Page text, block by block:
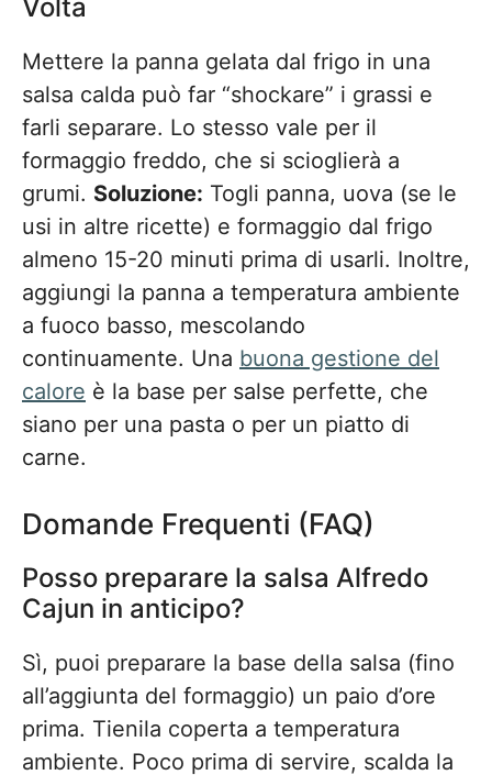
Volta
Mettere la panna gelata dal frigo in una
salsa calda può far “shockare” i grassi e
farli separare. Lo stesso vale per il
formaggio freddo, che si scioglierà a
grumi. Soluzione: Togli panna, uova (se le
usi in altre ricette) e formaggio dal frigo
almeno 15-20 minuti prima di usarli. Inoltre,
aggiungi la panna a temperatura ambiente
a fuoco basso, mescolando
continuamente. Una buona gestione del
calore è la base per salse perfette, che
siano per una pasta o per un piatto di
carne.
Domande Frequenti (FAQ)
Posso preparare la salsa Alfredo
Cajun in anticipo?
Sì, puoi preparare la base della salsa (fino
all’aggiunta del formaggio) un paio d’ore
prima. Tienila coperta a temperatura
ambiente. Poco prima di servire, scalda la